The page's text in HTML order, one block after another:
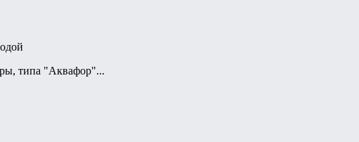
типа "Аквафор"...